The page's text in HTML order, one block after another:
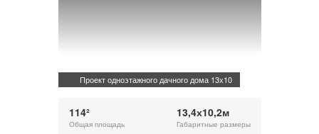
Проект одноэтажного дачного дома 13х10
114²
Общая площадь
13,4х10,2м
Габаритные размеры